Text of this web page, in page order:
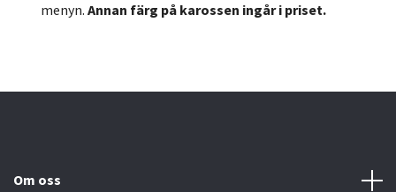
menyn. Annan färg på karossen ingåri priset.
Om oss